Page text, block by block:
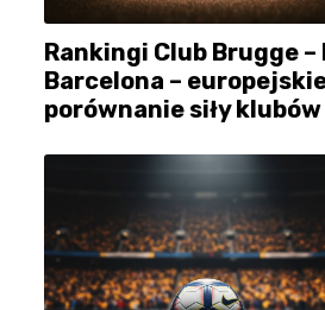
Rankingi Club Brugge –
Barcelona –
porównanie siły klubów